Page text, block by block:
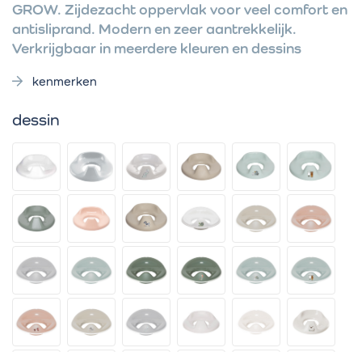
GROW. Zijdezacht oppervlak voor veel comfort en
antisliprand. Modern en zeer aantrekkelijk.
Verkrijgbaar in meerdere kleuren en dessins
kenmerken
dessin